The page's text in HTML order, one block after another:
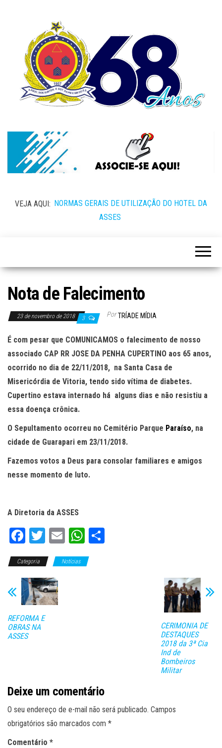
VEJA AQUI: NORMAS GERAIS DE UTILIZAÇÃO DO HOTEL DA
ASSES
Nota de Falecimento
23 de novembro de 2018 3 Por TRÍADE MÍDIA
É com pesar que COMUNICAMOS o falecimento de nosso
associado CAP RR JOSE DA PENHA CUPERTINO aos 65 anos,
ocorrido no dia de 22/11/2018, na Santa Casa de
Misericórdia de Vitoria, tendo sido vítima de diabetes.
Cupertino estava internado há alguns dias e não resistiu a
essa doença crônica.
O Sepultamento ocorreu no Cemitério Parque Paraíso, na
cidade de Guarapari em 23/11/2018.
Fazemos votos a Deus para consolar familiares e amigos
nesse momento de luto.
A Diretoria da ASSES
Fa
bo
ok
T
tt
er
E
ail
W
ts
Categoria Notícias
REFORMA E
OBRAS NA
ASSES
CERIMONIA DE
DESTAQUES
2018 da 3ª Cia
Ind de
Bombeiros
Militar
Deixe um comentário
O seu endereço de e-mail não será publicado. Campos
obrigatórios são marcados com *
Comentário *